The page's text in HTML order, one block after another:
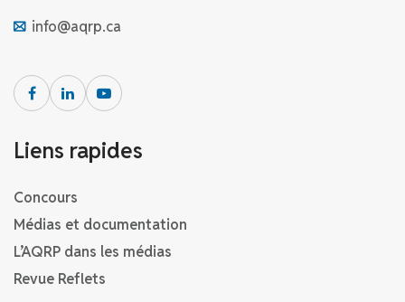
info@aqrp.ca
Liens rapides
Concours
Médias et documentation
L’AQRP dans les médias
Revue Reflets